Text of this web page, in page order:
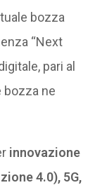
bozza
“Next
pari al
bozza ne
innovazione
4.0), 5G,